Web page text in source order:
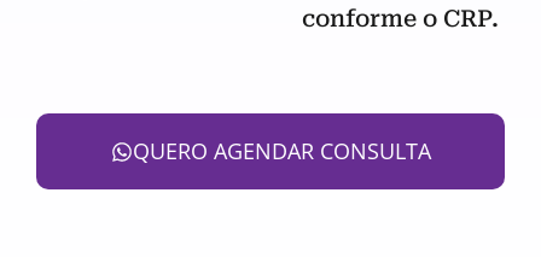
conforme o CRP.
QUERO AGENDAR CONSULTA